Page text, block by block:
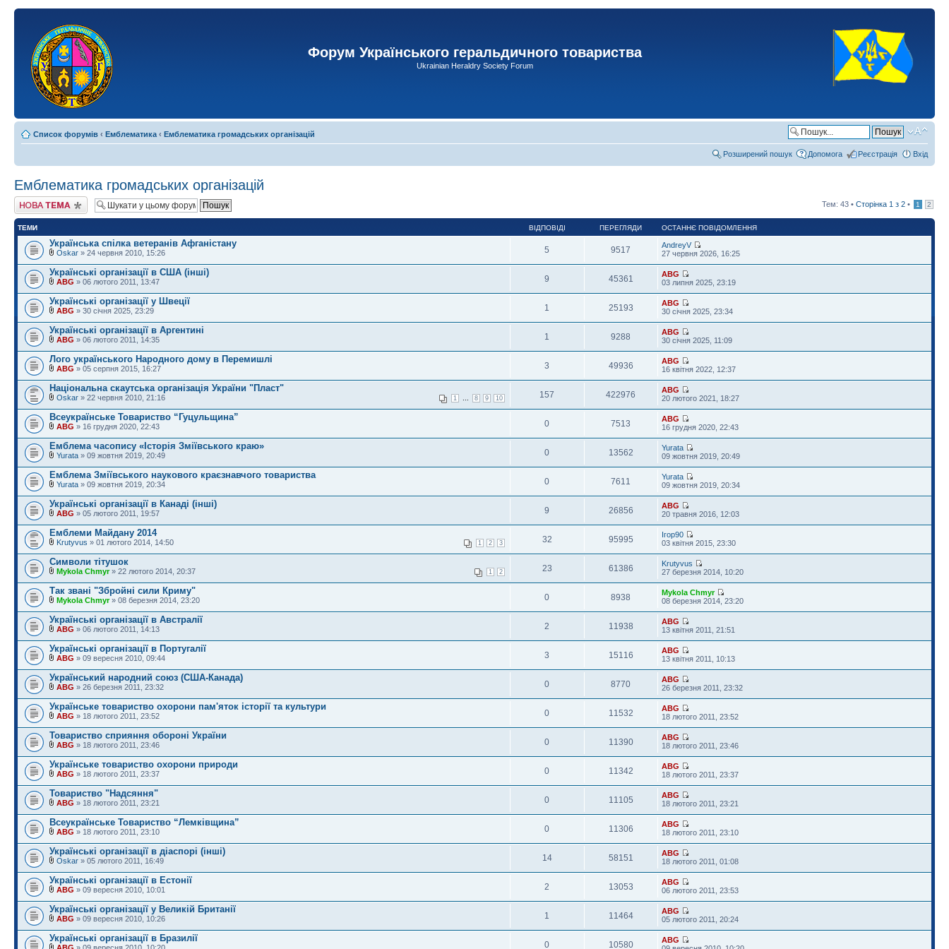
Форум Українського геральдичного товариства
Ukrainian Heraldry Society Forum
Список форумів ‹ Емблематика ‹ Емблематика громадських організацій
Розширений пошук Допомога Реєстрація Вхід
Емблематика громадських організацій
Створити нову тему Тем: 43 • Сторінка 1 з 2 • 1 2
ТЕМИ ВІДПОВІДІ ПЕРЕГЛЯДИ ОСТАННЄ ПОВІДОМЛЕННЯ
Українська спілка ветеранів Афганістану
Oskar » 24 червня 2010, 15:26 5 9517
AndreyV
27 червня 2026, 16:25
Українські організації в США (інші)
ABG » 06 лютого 2011, 13:47 9 45361
ABG
03 липня 2025, 23:19
Українські організації у Швеції
ABG » 30 січня 2025, 23:29 1 25193
ABG
30 січня 2025, 23:34
Українські організації в Аргентині
ABG » 06 лютого 2011, 14:35 1 9288
ABG
30 січня 2025, 11:09
Лого українського Народного дому в Перемишлі
ABG » 05 серпня 2015, 16:27 3 49936
ABG
16 квітня 2022, 12:37
Національна скаутська організація України "Пласт"
1 8 9 10
Oskar » 22 червня 2010, 21:16 157 422976
ABG
20 лютого 2021, 18:27
Всеукраїнське Товариство “Гуцульщина”
ABG » 16 грудня 2020, 22:43 0 7513
ABG
16 грудня 2020, 22:43
Емблема часопису «Історія Зміївського краю»
Yurata » 09 жовтня 2019, 20:49 0 13562
Yurata
09 жовтня 2019, 20:49
Емблема Зміївського наукового краєзнавчого товариства
Yurata » 09 жовтня 2019, 20:34 0 7611
Yurata
09 жовтня 2019, 20:34
Українські організації в Канаді (інші)
ABG » 05 лютого 2011, 19:57 9 26856
ABG
20 травня 2016, 12:03
Емблеми Майдану 2014
1 2 3
Krutyvus » 01 лютого 2014, 14:50 32 95995
Ігор90
03 квітня 2015, 23:30
Символи тітушок
1 2
Mykola Chmyr» 22 лютого 2014, 20:37 23 61386
Krutyvus
27 березня 2014, 10:20
Так звані "Збройні сили Криму"
Mykola Chmyr» 08 березня 2014, 23:20 0 8938
Mykola Chmyr
08 березня 2014, 23:20
Українські організації в Австралії
ABG » 06 лютого 2011, 14:13 2 11938
ABG
13 квітня 2011, 21:51
Українські організації в Португалії
ABG » 09 вересня 2010, 09:44 3 15116
ABG
13 квітня 2011, 10:13
Український народний союз (США-Канада)
ABG » 26 березня 2011, 23:32 0 8770
ABG
26 березня 2011, 23:32
Українське товариство охорони пам'яток історії та культури
ABG » 18 лютого 2011, 23:52 0 11532
ABG
18 лютого 2011, 23:52
Товариство сприяння обороні України
ABG » 18 лютого 2011, 23:46 0 11390
ABG
18 лютого 2011, 23:46
Українське товариство охорони природи
ABG » 18 лютого 2011, 23:37 0 11342
ABG
18 лютого 2011, 23:37
Товариство "Надсяння"
ABG » 18 лютого 2011, 23:21 0 11105
ABG
18 лютого 2011, 23:21
Всеукраїнське Товариство “Лемківщина”
ABG » 18 лютого 2011, 23:10 0 11306
ABG
18 лютого 2011, 23:10
Українські організації в діаспорі (інші)
Oskar » 05 лютого 2011, 16:49 14 58151
ABG
18 лютого 2011, 01:08
Українські організації в Естонії
ABG » 09 вересня 2010, 10:01 2 13053
ABG
06 лютого 2011, 23:53
Українські організації у Великій Британії
ABG » 09 вересня 2010, 10:26 1 11464
ABG
05 лютого 2011, 20:24
Українські організації в Бразилії
0 10580
ABG